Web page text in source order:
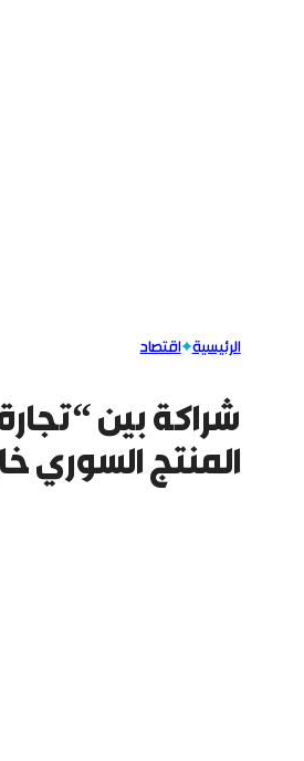
الرئيسية اقتصاد
شراكة بين
المنتج السوري